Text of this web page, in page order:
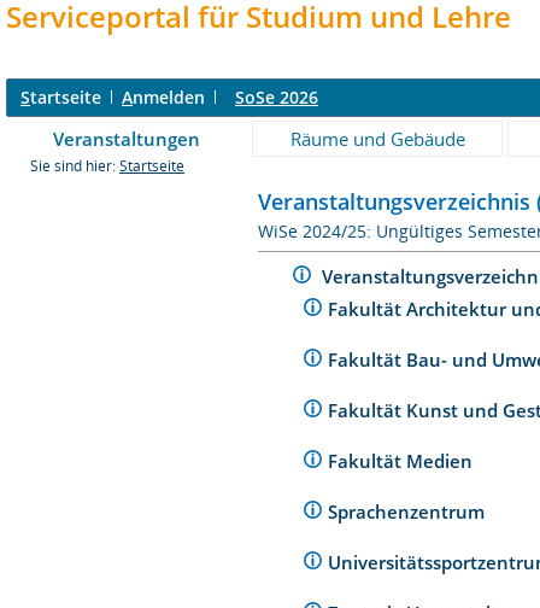
Serviceportal für Studium und Lehre
Startseite Anmelden SoSe 2026
Veranstaltungen Räume und Gebäude
Sie sind hier: Startseite
Veranstaltungsverzeichnis
WiSe 2024/25: Ungültiges
Fakultät Architektur
Fakultät Bau- und
Fakultät Kunst und
Fakultät Medien
Sprachenzentrum